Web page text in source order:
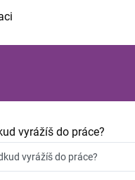
vyrážíš do práce?
vyrážíš do práce?